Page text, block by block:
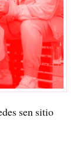
sen sitio